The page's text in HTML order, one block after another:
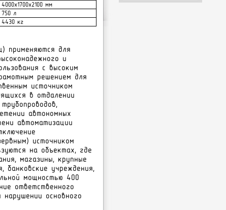
4000x1700x2100 мм
750 л
4430 кг
применяются для
и
с высоким
решением для
источником
в отдалении
автономных
автоматизации
источником
на объектах, где
магазины, крупные
банковские учреждения,
мощностью 400
ответственного
основного